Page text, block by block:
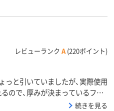
レビューランク A (220ポイント)
っと引いていましたが、実際使用
ので、厚みが決まっているファ
、今では気に入っています。通
続きを見る